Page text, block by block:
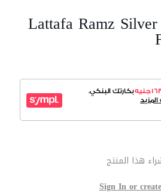
Lattafa Ramz
هذا المنتج
Sign In or